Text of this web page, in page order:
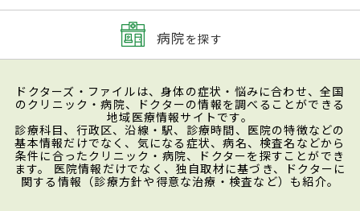
病院を探す
ドクターズ・ファイルは、身体の症状・悩みに合わせ、全国
のクリニック・病院、ドクターの情報を調べることができる
地域医療情報サイトです。
診療科目、行政区、沿線・駅、診療時間、医院の特徴などの
基本情報だけでなく、気になる症状、病名、検査名などから
条件に合ったクリニック・病院、ドクターを探すことができ
ます。 医院情報だけでなく、独自取材に基づき、ドクターに
関する情報（診療方針や得意な治療・検査など）も紹介。